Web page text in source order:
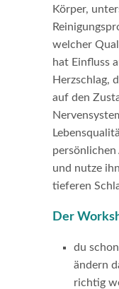
Körper,
welcher
hat Einfluss
Herzschlag,
auf den
und nutze
tieferen
Der
du
ändern
richtig